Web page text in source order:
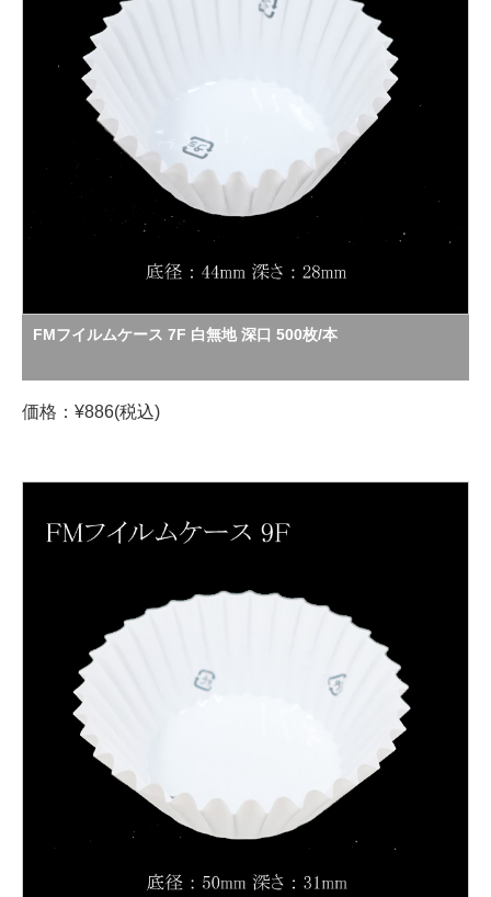
FMフイルムケース 7F 白無地 深口 500枚/本
価格：¥886(税込)